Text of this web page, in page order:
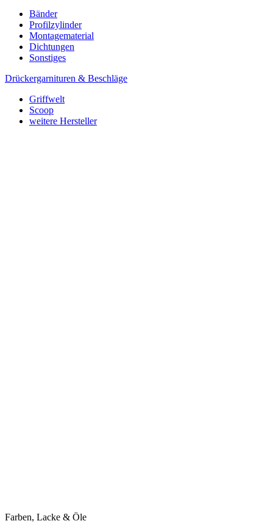
Bänder
Profilzylinder
Montagematerial
Dichtungen
Sonstiges
Drückergarnituren & Beschläge
Griffwelt
Scoop
weitere Hersteller
Farben, Lacke & Öle